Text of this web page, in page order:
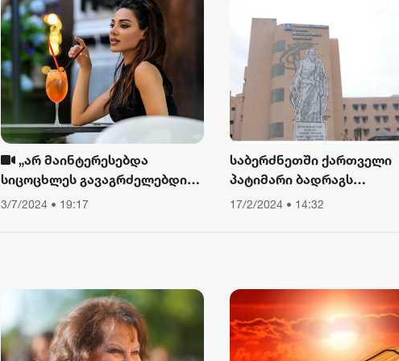
„არ მაინტერესებდა
სიცოცხლეს გავაგრძელებდი
თუ არა, ვიწექი 6 თვე,
3/7/2024 • 19:17
საბერძნეთში ქართველი
პატიმარი ბადრაგს
სამედიცინო
17/2/2024 • 14:32